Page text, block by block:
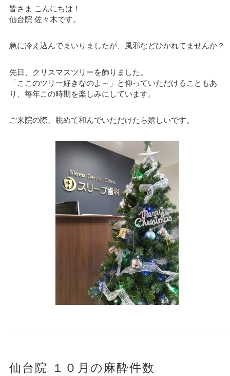
皆さま こんにちは！
仙台院 佐々木です。
急に冷え込んでまいりましたが、風邪などひかれてませんか？
先日、クリスマスツリーを飾りました。
「ここのツリー好きなのよ～」と仰っていただけることもあ
り、毎年この時期を楽しみにしています。
ご来院の際、眺めて和んでいただけたら嬉しいです。
仙台院 １０月の麻酔件数